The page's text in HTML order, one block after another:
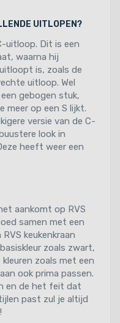
UITLOPEN?
uitloop. Dit is een
waarna hij
is, zoals de
uitloop. Wel
gebogen stuk,
meer op een S lijkt.
versie van de C-
look in
heeft weer een
aankomt op RVS
samen met een
keukenkraan
zoals zwart,
zoals met een
ook prima passen.
en de het feit dat
past zul je altijd